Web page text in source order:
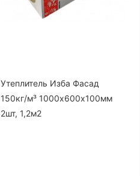
Утеплитель Изба Фасад
150кг/м³ 1000х600х100мм
2шт, 1,2м2